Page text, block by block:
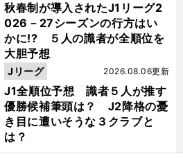
秋春制が導入されたJ1リーグ2
026－27シーズンの行方はい
かに!? ５人の識者が全順位を
大胆予想
J1全順位予想 識者５人が推す
優勝候補筆頭は？ J2降格の憂
き目に遭いそうな３クラブと
は？
2026.08.06更新
Jリーグ